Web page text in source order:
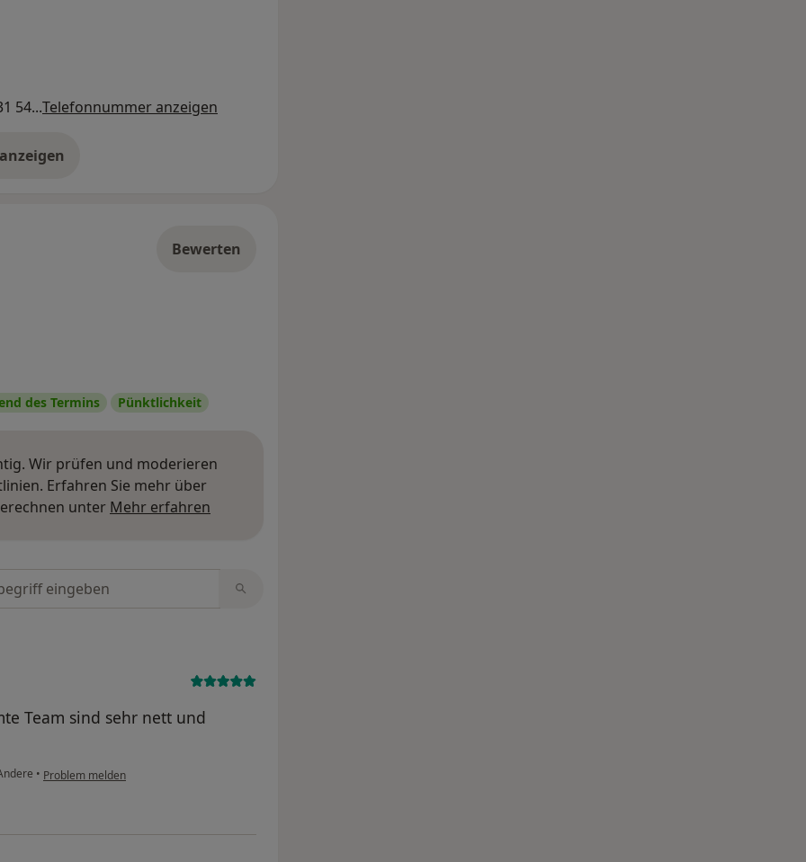
54...Telefonnummer anzeigen
die Adresse
Bewerten
des Termins Pünktlichkeit
Wir prüfen und moderieren
Erfahren Sie mehr über
unter Mehr erfahren
durchsuchen
Team sind sehr nett und
• Problem melden